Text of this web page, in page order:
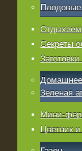
Плодовые
Отдыхаем
Секреты
Зеленая
Мини-
Цветник